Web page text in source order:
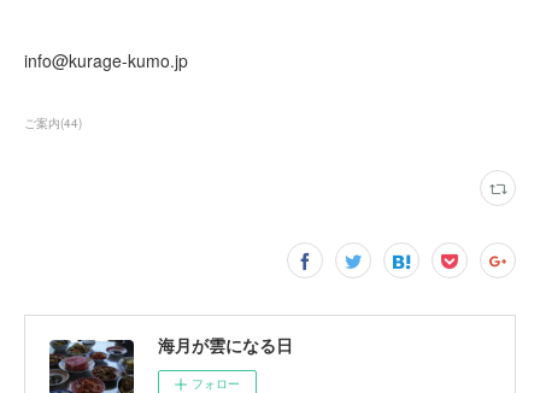
info@kurage-kumo.jp
ご案内(44)
海月が雲になる日
フォロー